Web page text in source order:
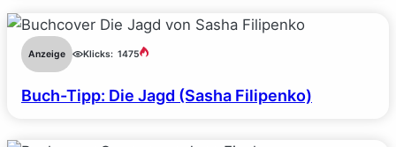
Anzeige Klicks: 1475
Buch-Tipp: Die Jagd (Sasha Filipenko)